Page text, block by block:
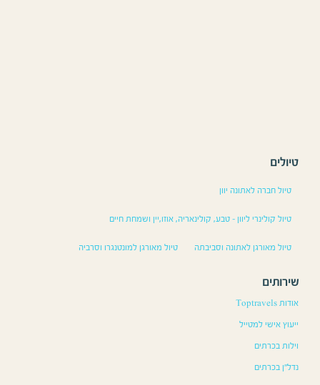
טיולים
טיול חברה לאתונה יוון
טיול קולינרי ליוון – טבע, קולינאריה, אוזו,יין ושמחת חיים
טיול מאורגן לאתונה וסביבתה טיול מאורגן למונטנגרו וסרביה
שירותים
אודות Toptravels
ייעוץ אישי למטייל
וילות בכרתים
נדל”ן בכרתים